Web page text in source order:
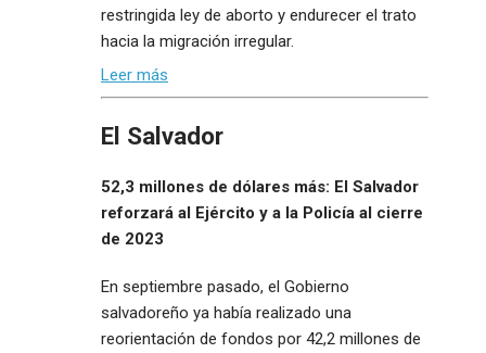
restringida ley de aborto y endurecer el trato
hacia la migración irregular.
Leer más
El Salvador
52,3 millones de dólares más: El Salvador
reforzará al Ejército y a la Policía al cierre
de 2023
En septiembre pasado, el Gobierno
salvadoreño ya había realizado una
reorientación de fondos por 42,2 millones de